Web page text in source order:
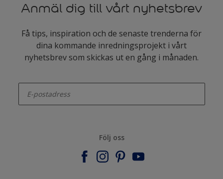
Anmäl dig till vårt nyhetsbrev
Få tips, inspiration och de senaste trenderna för
dina kommande inredningsprojekt i vårt
nyhetsbrev som skickas ut en gång i månaden.
Följ oss